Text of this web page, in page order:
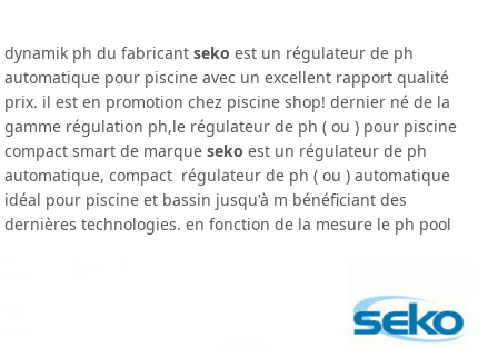
dynamik ph du fabricantseko est un régulateur de ph
automatique pour piscine avec un excellent rapport qualité
prix. il est en promotion chez piscine shop! dernier né de la
gamme régulation ph,le régulateur de ph ( ou ) pour piscine
compact smart de marqueseko est un régulateur de ph
automatique, compact régulateur de ph ( ou ) automatique
idéal pour piscine et bassin jusqu'à m bénéficiant des
dernières technologies. en fonction de la mesure le ph pool